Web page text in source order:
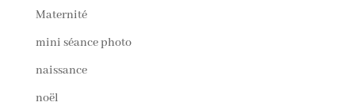
Maternité
mini séance photo
naissance
noël